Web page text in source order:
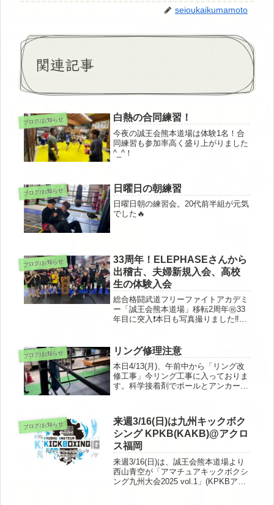
seioukaikumamoto
関連記事
ブログ/お知らせ 白熱の合同練習！
今夜の誠王会熊本道場は体験1名！合
同練習も参加率高く盛り上がりました
^_^！
ブログ/お知らせ 日曜日の朝練習
日曜日朝の練習会。20代前半組が元気
でした🔥
ブログ/お知らせ
33周年！ELEPHASEさんから
出稽古、夫婦新規入会、高校
生の体験入会
総合格闘武道フリーファイトアカデミ
ー「誠王会熊本道場」移転2周年㊗️33
年目に突入❗️本日も写真撮りました‼️
きました🔥また夫婦での新規入会、高
校生の体験入会と盛りだく...
ブログ/お知らせ リング修理注意
本日4/13(月)、午前中から「リング改
修工事」今リング工事に入っておりま
す。科学接着剤でポールとアンカーを
い⚠️
ブログ/お知らせ
来週3/16(日)は九州キックボク
シング KPKB(KAKB)@アクロ
ス福岡
来週3/16(日)は、誠王会熊本道場より
西山青空が「アマチュアキックボクシ
ング九州大会2025 vol.1」(KPKBアマ